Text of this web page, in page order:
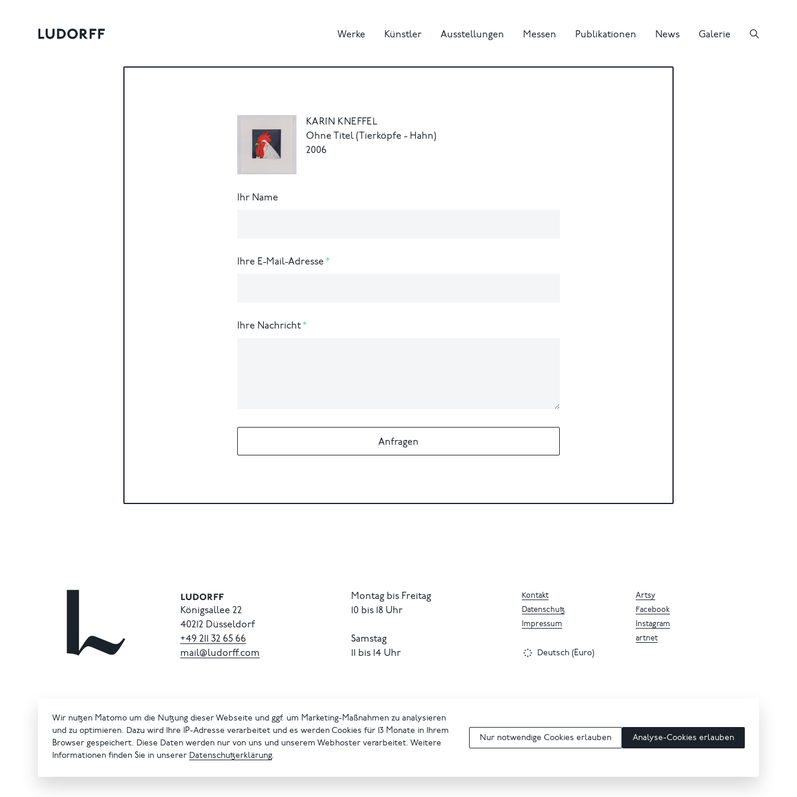
Werke Künstler Ausstellungen Messen Publikationen News Galerie
KARIN KNEFFEL
Ohne Titel (Tierköpfe - Hahn)
2006
Ihr Name
Ihre E-Mail-Adresse
Ihre Nachricht
Anfragen
Königsallee 22
40212 Düsseldorf
+49 211 32 65 66
mail@ludorff.com
Montag bis Freitag
10 bis 18 Uhr
Samstag
11 bis 14 Uhr
Artsy
Facebook
Instagram
artnet
Kontakt
Datenschutz
Impressum
Deutsch (Euro)
Wir nutzen Matomo um die Nutzung dieser Webseite und ggf. um Marketing-Maßnahmen zu analysieren
und zu optimieren. Dazu wird Ihre IP-Adresse verarbeitet und es werden Cookies für 13 Monate in Ihrem
Browser gespeichert. Diese Daten werden nur von uns und unserem Webhoster verarbeitet. Weitere
Informationen finden Sie in unserer Datenschutzerklärung.
Nur notwendige Cookies erlauben Analyse-Cookies erlauben